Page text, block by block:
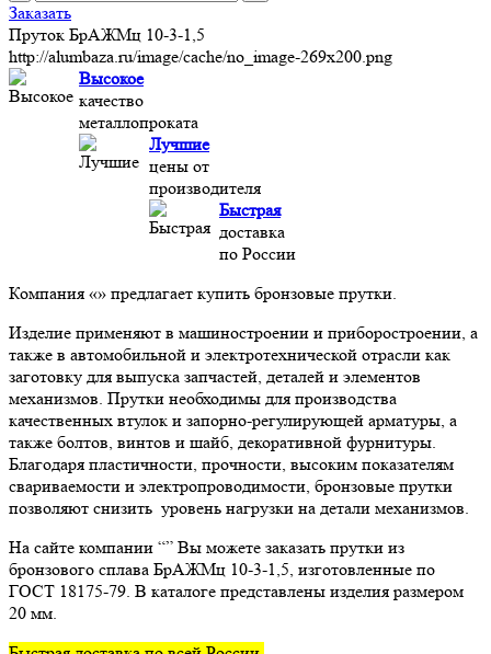
Заказать
Пруток БрАЖМц 10-3-1,5
http://alumbaza.ru/image/cache/no_image-269x200.png
Высокое
качество
металлопроката
Лучшие
цены от
производителя
Быстрая
доставка
по России
Компания «» предлагает купить бронзовые прутки.
Изделие применяют в машиностроении и приборостроении, а
также в автомобильной и электротехнической отрасли как
заготовку для выпуска запчастей, деталей и элементов
механизмов. Прутки необходимы для производства
качественных втулок и запорно-регулирующей арматуры, а
также болтов, винтов и шайб, декоративной фурнитуры.
Благодаря пластичности, прочности, высоким показателям
свариваемости и электропроводимости, бронзовые прутки
позволяют снизить уровень нагрузки на детали механизмов.
На сайте компании “” Вы можете заказать прутки из
бронзового сплава БрАЖМц 10-3-1,5, изготовленные по
ГОСТ 18175-79. В каталоге представлены изделия размером
20 мм.